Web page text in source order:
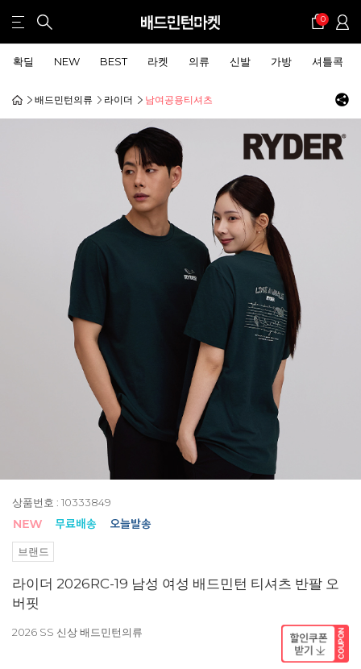
0
확딜 NEW BEST 라켓 의류 신발 가방 셔틀콕
배드민턴의류 라이더 남여공용티셔츠
상품번호 : 10333849
브랜드
라이더 2026RC-19 남성 여성 배드민턴 티셔츠 반팔 오
버핏
2026 SS 신상 배드민턴의류